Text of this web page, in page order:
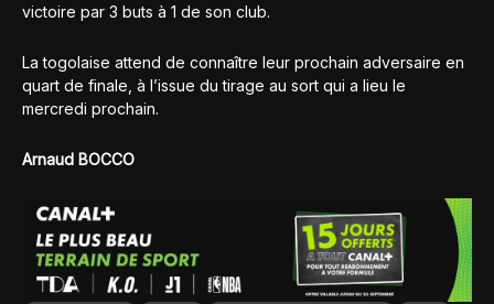
victoire par 3 buts à 1 de son club.
La togolaise attend de connaître leur prochain adversaire en
quart de finale, à l’issue du tirage au sort qui a lieu le
mercredi prochain.
Arnaud BOCCO